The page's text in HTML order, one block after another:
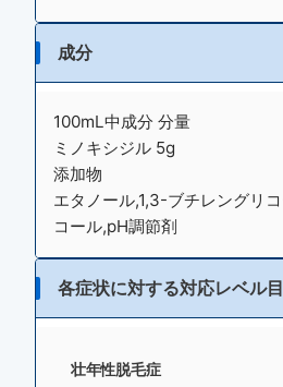
成分
100mL中成分 分量
ミノキシジル 5g
添加物
エタノール,1,3-ブチレングリ
コール,pH調節剤
各症状に対する対応レベル
壮年性脱毛症